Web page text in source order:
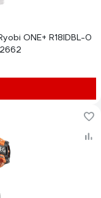
ONE+ R18IDBL-0